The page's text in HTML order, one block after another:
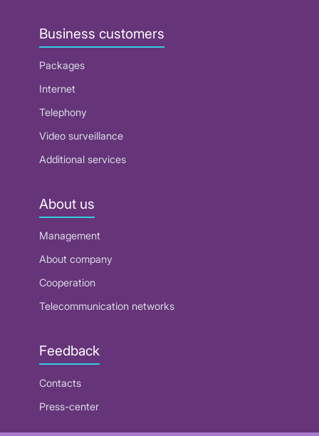
Business customers
Packages
Internet
Telephony
Video surveillance
Additional services
About us
Management
About company
Cooperation
Telecommunication networks
Feedback
Contacts
Press-center